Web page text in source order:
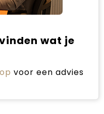
wat je
voor een advies